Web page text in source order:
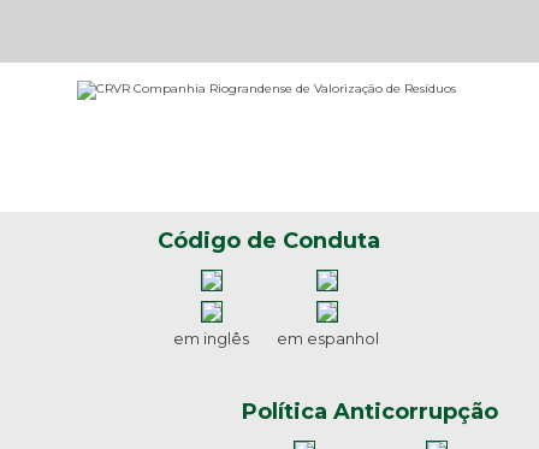
Código de Conduta
em inglês em espanhol
Política Anticorrupção